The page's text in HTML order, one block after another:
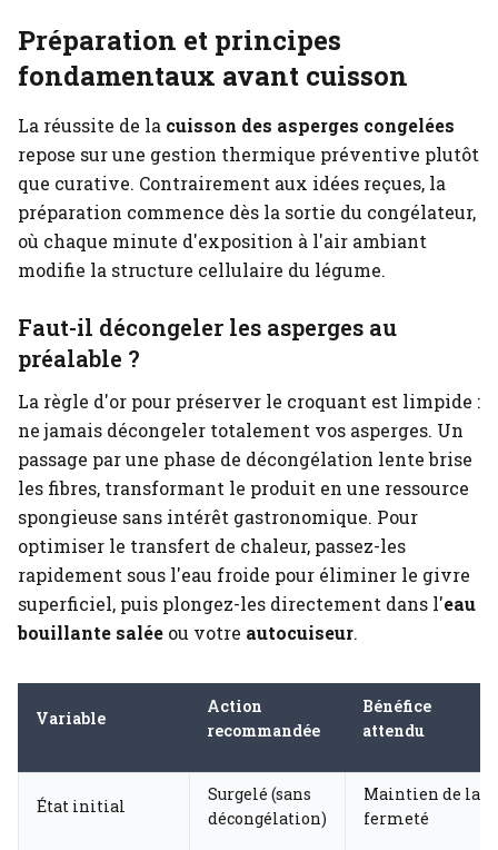
Préparation et principes
fondamentaux avant cuisson
La réussite de la cuisson des asperges congelées
repose sur une gestion thermique préventive plutôt
que curative. Contrairement aux idées reçues, la
préparation commence dès la sortie du congélateur,
où chaque minute d'exposition à l'air ambiant
modifie la structure cellulaire du légume.
Faut-il décongeler les asperges au
préalable ?
La règle d'or pour préserver le croquant est limpide :
ne jamais décongeler totalement vos asperges. Un
passage par une phase de décongélation lente brise
les fibres, transformant le produit en une ressource
spongieuse sans intérêt gastronomique. Pour
optimiser le transfert de chaleur, passez-les
rapidement sous l'eau froide pour éliminer le givre
superficiel, puis plongez-les directement dans l'eau
bouillante salée ou votre autocuiseur.
Variable
Action
recommandée
Bénéfice
attendu
État initial
Surgelé (sans
décongélation)
Maintien de la
fermeté